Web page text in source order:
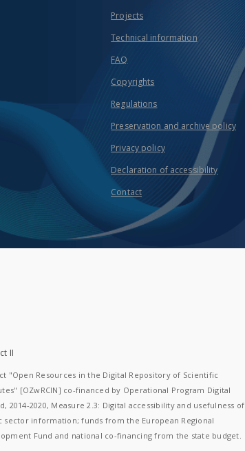
Projects
Technical information
FAQ
Copyrights
Regulations
Preservation and archive policy
Privacy policy
Declaration of accessibility
Contact
II
"Open Resources in the Digital Repository of Scientific
[OZwRCIN] co-financed by Operational Program Digital
2014-2020, Measure 2.3: Digital accessibility and usefulness of
sector information; funds from the European Regional
Fund and national co-financing from the state budget.